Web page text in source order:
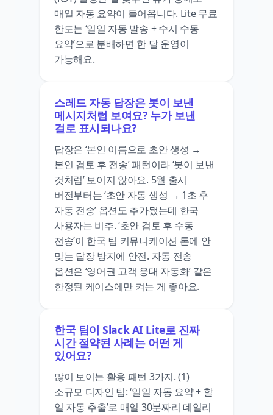
매일 자동 요약이 들어옵니다. Lite 무료
한도는 ‘일일 자동 발송 + 수시 수동
요약’으로 분배하면 한 달 운영이
가능해요.
스레드 자동 답장은 봇이 보낸
메시지처럼 보여요? 누가 보낸
걸로 표시되나요?
답장은 ‘본인 이름으로 초안 생성 →
본인 검토 후 전송’ 패턴이라 ‘봇이 보낸
것처럼’ 보이지 않아요. 5월 출시
버전부터는 ‘초안 자동 생성 → 1초 후
자동 전송’ 옵션도 추가됐는데 한국
사용자는 비추. ‘초안 검토 후 수동
전송’이 한국 팀 커뮤니케이션 톤에 안
맞는 답장 방지에 안전. 자동 전송
옵션은 ‘영어권 고객 응대 자동화’ 같은
한정된 케이스에만 켜는 게 좋아요.
한국 팀이 Slack AI Lite로 진짜
시간 절약된 사례는 어떤 게
있어요?
많이 보이는 활용 패턴 3가지. (1)
소규모 디자인 팀: ‘일일 자동 요약 + 할
일 자동 추출’로 매일 30분짜리 데일리